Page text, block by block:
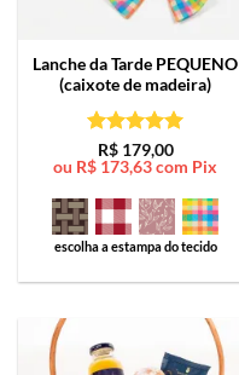
Lanche da Tarde PEQUENO
(caixote de madeira)
Avaliação5
de 5
R$179,00
ou R$ 173,63com Pix
escolha a estampa do tecido